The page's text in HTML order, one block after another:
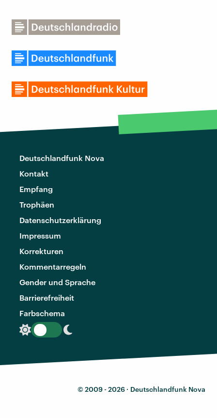
Deutschlandfunk Nova
Kontakt
Empfang
Trophäen
Datenschutzerklärung
Impressum
Korrekturen
Kommentarregeln
Gender und Sprache
Barrierefreiheit
Farbschema
© 2009 - 2026 · Deutschlandfunk Nova